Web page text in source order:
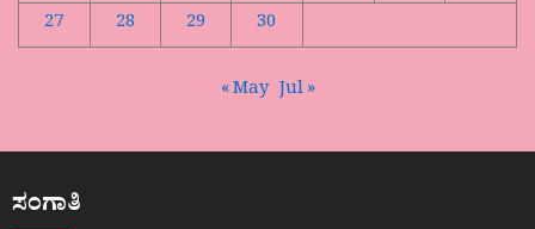
27
28 29 30
« May Jul »
ಸಂಗಾತಿ